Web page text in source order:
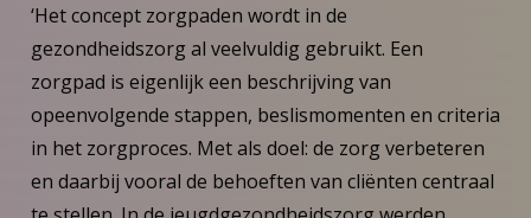
‘Het concept zorgpaden wordt in de
gezondheidszorg al veelvuldig gebruikt. Een
zorgpad is eigenlijk een beschrijving van
opeenvolgende stappen, beslismomenten en criteria
in het zorgproces. Met als doel: de zorg verbeteren
en daarbij vooral de behoeften van cliënten centraal